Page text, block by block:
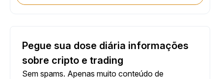
Pegue sua dose diária informações
sobre cripto e trading
Sem spams. Apenas muito conteúdo de